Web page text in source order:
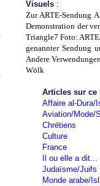
Visuels :
Zur ARTE-Sendung
Demonstration der
Triangle7 Foto:
genannter Sendung
Andere
Wölk
Articles sur ce
Affaire al-Dura/
Aviation/Mode/
Chrétiens
Culture
France
Il ou elle a dit...
Judaïsme/Juifs
Monde arabe/